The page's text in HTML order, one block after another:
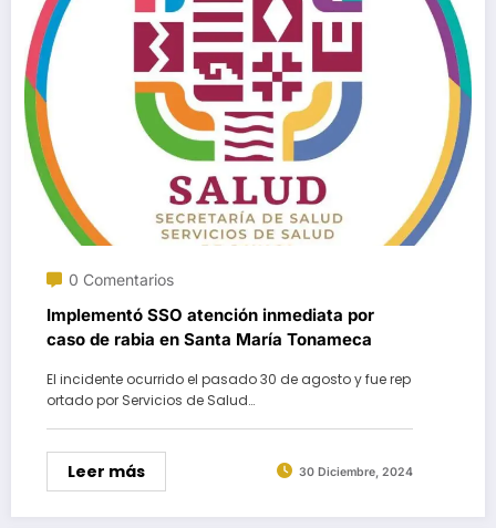
0 Comentarios
Implementó SSO atención inmediata por
caso de rabia en Santa María Tonameca
El incidente ocurrido el pasado 30 de agosto y fue rep
ortado por Servicios de Salud…
Leer más 30 Diciembre, 2024